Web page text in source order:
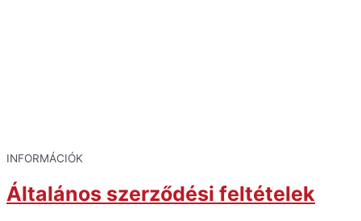
INFORMÁCIÓK
Általános szerződési feltételek